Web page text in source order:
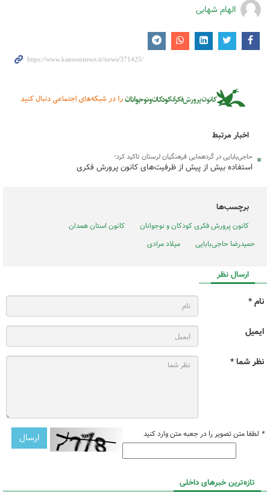
الهام شهابی
اخبار مرتبط
حاجی‌بابایی در گردهمایی فرهنگیان لرستان تاکید کرد؛
استفاده بیش از پیش از ظرفیت‌های کانون پرورش فکری
برچسب‌ها
کانون پرورش فکری کودکان و نوجوانان
کانون استان همدان
حمیدرضا حاجی‌بابایی
میلاد مرادی
ارسال نظر
نام *
ایمیل
نظر شما *
* لطفا متن تصویر را در جعبه متن وارد کنید
تازه‌ترین خبرهای داخلی